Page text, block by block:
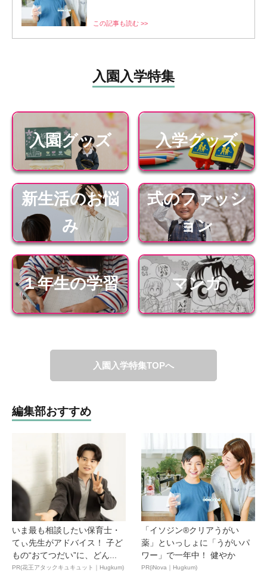
この記事も読む >>
入園入学特集
入園グッズ 入学グッズ
新生活のお悩
み
式のファッシ
ョン
１年生の学習 マンガ
入園入学特集TOPへ
編集部おすすめ
いま最も相談したい保育士・
てぃ先生がアドバイス！ 子ど
もの“おてつだい”に、どん...
PR(花王アタックキュキュット｜Hugkum)
「イソジン®クリアうがい
薬」といっしょに「うがいパ
ワー」で一年中！ 健やか
PR(iNova｜Hugkum)